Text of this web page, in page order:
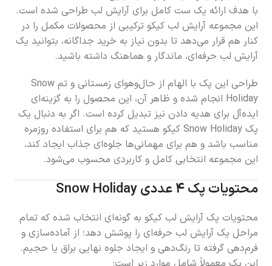
با هدف ارائه یک ست کامل برای آرایش لب طراحی شده است.
این مجموعه آرایش لب کیکو ترکیبی از محصولات مکمل را در
کنار هم قرار می‌دهد تا بدون نیاز به خرید جداگانه، بتوانید یک
آرایش لب حرفه‌ای، ماندگار و هماهنگ داشته باشید.
طراحی این پک با الهام از حال‌وهوای زمستانی و تم Snow
Holiday انجام شده و ظاهر آن، این محصول را به گزینه‌ای
ایده‌آل برای هدیه دادن نیز تبدیل کرده است. اگر به دنبال یک
پک Snow Holiday کیکو هستید که هم برای استفاده روزمره
مناسب باشد و هم برای مهمانی‌ها جلوه‌ای جذاب ایجاد کند،
این مجموعه انتخابی کامل و کاربردی محسوب می‌شود.
محتویات پک 4 عددی Snow Holiday
محتویات پک آرایش لب کیکو به گونه‌ای انتخاب شده که تمام
مراحل یک آرایش لب حرفه‌ای را پوشش دهد؛ از آماده‌سازی و
فرم‌دهی گرفته تا رنگ‌دهی و ایجاد جلوه نهایی براق یا حجیم.